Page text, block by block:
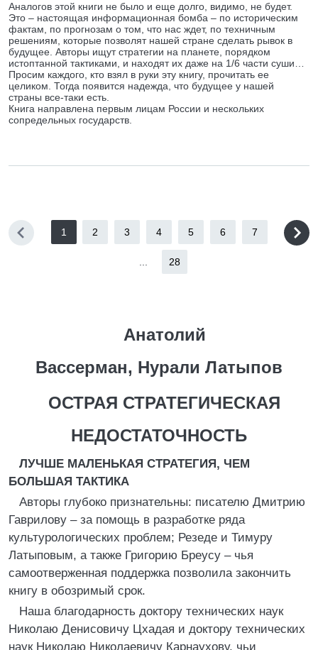
Аналогов этой книги не было и еще долго, видимо, не будет.
Это – настоящая информационная бомба – по историческим
фактам, по прогнозам о том, что нас ждет, по техничным
решениям, которые позволят нашей стране сделать рывок в
будущее. Авторы ищут стратегии на планете, порядком
истоптанной тактиками, и находят их даже на 1/6 части суши…
Просим каждого, кто взял в руки эту книгу, прочитать ее
целиком. Тогда появится надежда, что будущее у нашей
страны все-таки есть.
Книга направлена первым лицам России и нескольких
сопредельных государств.
1 2 3 4 5 6 7
28
Анатолий
Вассерман, Нурали Латыпов
ОСТРАЯ СТРАТЕГИЧЕСКАЯ
НЕДОСТАТОЧНОСТЬ
ЛУЧШЕ МАЛЕНЬКАЯ СТРАТЕГИЯ, ЧЕМ
БОЛЬШАЯ ТАКТИКА
Авторы глубоко признательны: писателю Дмитрию
Гаврилову – за помощь в разработке ряда
культурологических проблем; Резеде и Тимуру
Латыповым, а также Григорию Бреусу – чья
самоотверженная поддержка позволила закончить
книгу в обозримый срок.
Наша благодарность доктору технических наук
Николаю Денисовичу Цхадая и доктору технических
наук Николаю Николаевичу Карнаухову, чьи